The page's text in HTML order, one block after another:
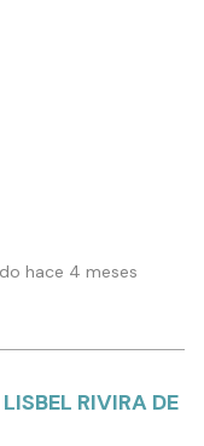
hace 4 meses
RIVIRA DE